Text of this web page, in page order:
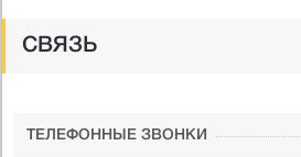
СВЯЗЬ
ТЕЛЕФОННЫЕ ЗВОНКИ